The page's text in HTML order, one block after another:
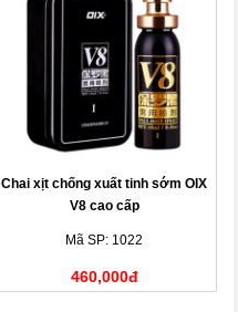
Chai xịt chống xuất tinh sớm OIX
V8 cao cấp
Mã SP: 1022
460,000đ